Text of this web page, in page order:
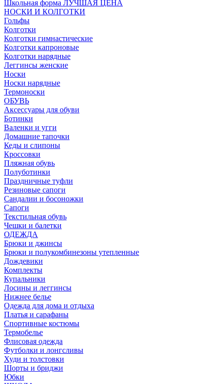
Школьная форма ЛУЧШАЯ ЦЕНА
НОСКИ И КОЛГОТКИ
Гольфы
Колготки
Колготки гимнастические
Колготки капроновые
Колготки нарядные
Леггинсы женские
Носки
Носки нарядные
Термоноски
ОБУВЬ
Аксессуары для обуви
Ботинки
Валенки и угги
Домашние тапочки
Кеды и слипоны
Кроссовки
Пляжная обувь
Полуботинки
Праздничные туфли
Резиновые сапоги
Сандалии и босоножки
Сапоги
Текстильная обувь
Чешки и балетки
ОДЕЖДА
Брюки и джинсы
Брюки и полукомбинезоны утепленные
Дождевики
Комплекты
Купальники
Лосины и леггинсы
Нижнее белье
Одежда для дома и отдыха
Платья и сарафаны
Спортивные костюмы
Термобелье
Флисовая одежда
Футболки и лонгсливы
Худи и толстовки
Шорты и бриджи
Юбки